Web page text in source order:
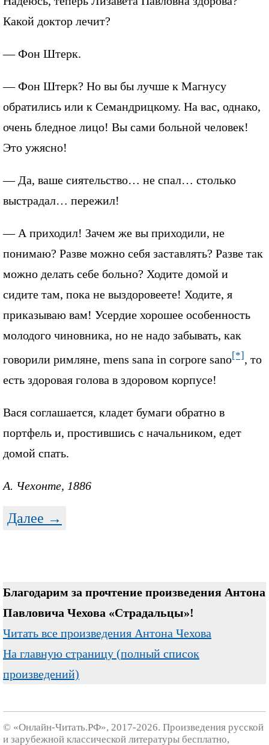
Какой доктор лечит?
— Фон Штерк.
— Фон Штерк? Но вы бы лучше к Магнусу
обратились или к Семандрицкому. На вас, однако,
очень бледное лицо! Вы сами больной человек!
Это ужясно!
— Да, ваше сиятельство… не спал… столько
выстрадал… пережил!
— А приходил! Зачем же вы приходили, не
понимаю? Разве можно себя заставлять? Разве так
можно делать себе больно? Ходите домой и
сидите там, пока не выздоровеете! Ходите, я
приказываю вам! Усердие хорошее особенность
молодого чиновника, но не надо забывать, как
говорили римляне, mens sana in corpore sano[*], то
есть здоровая голова в здоровом корпусе!
Вася соглашается, кладет бумаги обратно в
портфель и, простившись с начальником, едет
домой спать.
А. Чехонте, 1886
Далее →
Благодарим за прочтение произведения Антона
Павловича Чехова «Страдальцы»!
Читать все произведения Антона Чехова
На главную страницу (полный список
произведений)
© «Онлайн-Читать.РФ», 2017-2026. Произведения русской
и зарубежной классической литературы бесплатно,